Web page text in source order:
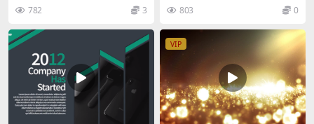
782 3 803 0
VIP